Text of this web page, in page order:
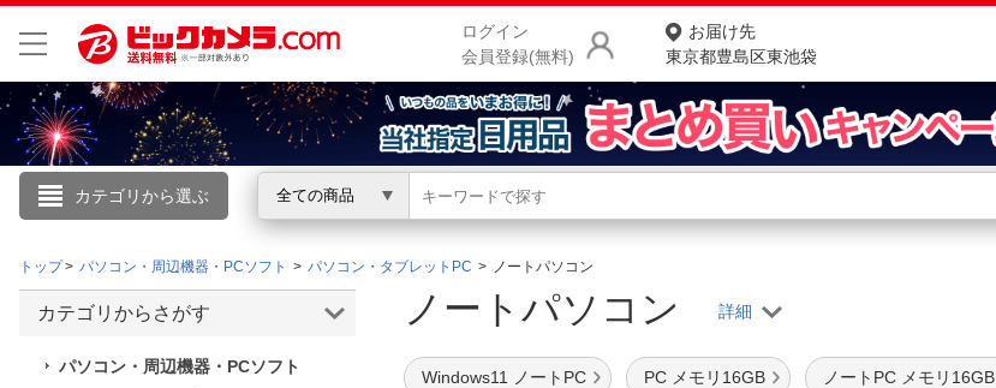
ログイン
会員登録(無料)
お届け先
東京都豊島区東池袋
カテゴリから選ぶ 全ての商品
こんにちは
ログイン
カテゴリ一覧からさがす
トップ パソコン・周辺機器・PCソフト パソコン・タブレットPC ノートパソコン
ノートパソコン
Windows11 ノートPC PC メモリ16GB ノートPC メモリ16GB
カテゴリからさがす
パソコン・周辺機器・PCソフト